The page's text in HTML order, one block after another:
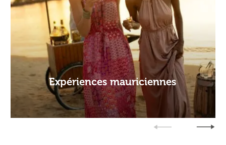
Expériences mauriciennes